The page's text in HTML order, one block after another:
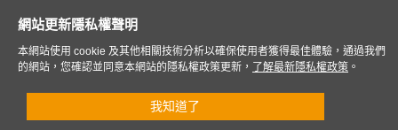
網站更新隱私權聲明
本網站使用 cookie 及其他相關技術分析以確保使用者獲得最佳體驗，通過我們
的網站，您確認並同意本網站的隱私權政策更新，
了解最新隱私權政策 。
我知道了